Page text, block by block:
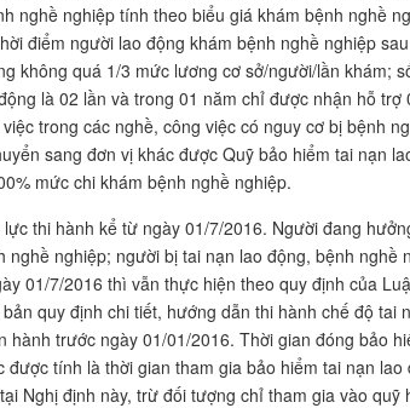
nghề nghiệp tính theo biểu giá khám bệnh nghề
điểm người lao động khám bệnh nghề nghiệp
không quá 1/3 mức lương cơ sở/người/lần khám;
là 02 lần và trong 01 năm chỉ được nhận hỗ trợ
trong các nghề, công việc có nguy cơ bị bệnh
sang đơn vị khác được Quỹ bảo hiểm tai nạn
mức chi khám bệnh nghề nghiệp.
thi hành kể từ ngày 01/7/2016. Người đang
nghề nghiệp; người bị tai nạn lao động, bệnh nghề
01/7/2016 thì vẫn thực hiện theo quy định của
quy định chi tiết, hướng dẫn thi hành chế độ tai
hành trước ngày 01/01/2016. Thời gian đóng bảo
được tính là thời gian tham gia bảo hiểm tai nạn lao
Nghị định này, trừ đối tượng chỉ tham gia vào